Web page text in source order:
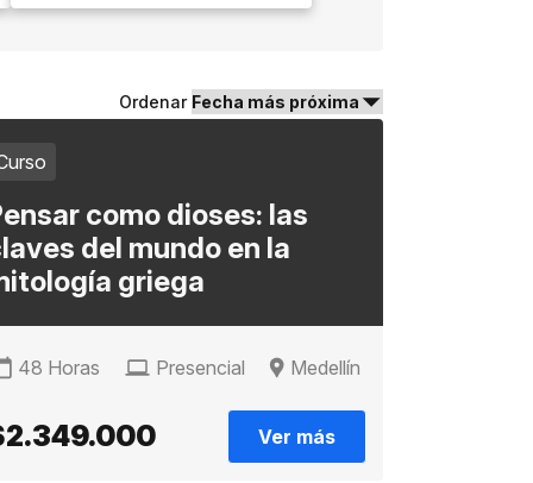
Ordenar
como dioses: las
del mundo en la
griega
48 Horas Presencial Medellín
Ver más